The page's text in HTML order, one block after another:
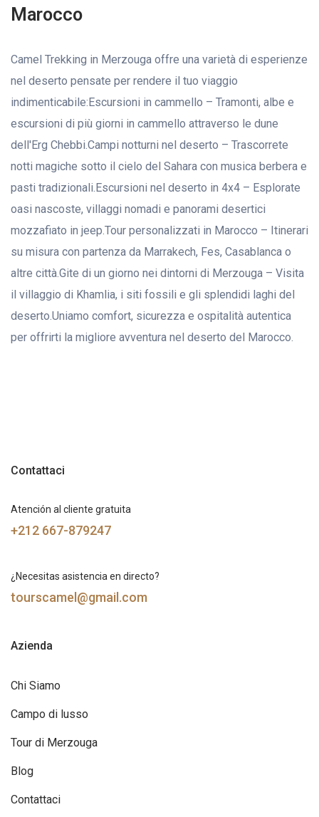
Marocco
Camel Trekking in Merzouga offre una varietà di esperienze
nel deserto pensate per rendere il tuo viaggio
indimenticabile:Escursioni in cammello – Tramonti, albe e
escursioni di più giorni in cammello attraverso le dune
dell'Erg Chebbi.Campi notturni nel deserto – Trascorrete
notti magiche sotto il cielo del Sahara con musica berbera e
pasti tradizionali.Escursioni nel deserto in 4x4 – Esplorate
oasi nascoste, villaggi nomadi e panorami desertici
mozzafiato in jeep.Tour personalizzati in Marocco – Itinerari
su misura con partenza da Marrakech, Fes, Casablanca o
altre città.Gite di un giorno nei dintorni di Merzouga – Visita
il villaggio di Khamlia, i siti fossili e gli splendidi laghi del
deserto.Uniamo comfort, sicurezza e ospitalità autentica
per offrirti la migliore avventura nel deserto del Marocco.
Contattaci
Atención al cliente gratuita
+212 667-879247
¿Necesitas asistencia en directo?
tourscamel@gmail.com
Azienda
Chi Siamo
Campo di lusso
Tour di Merzouga
Blog
Contattaci